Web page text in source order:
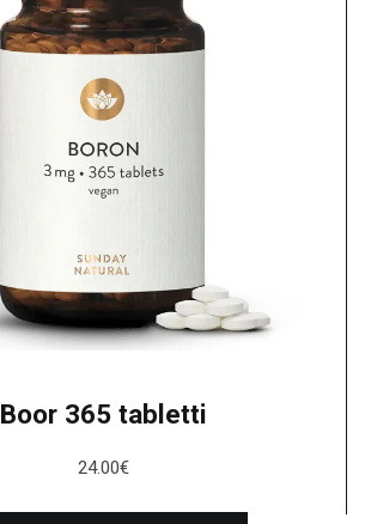
Boor 365 tabletti
24.00€